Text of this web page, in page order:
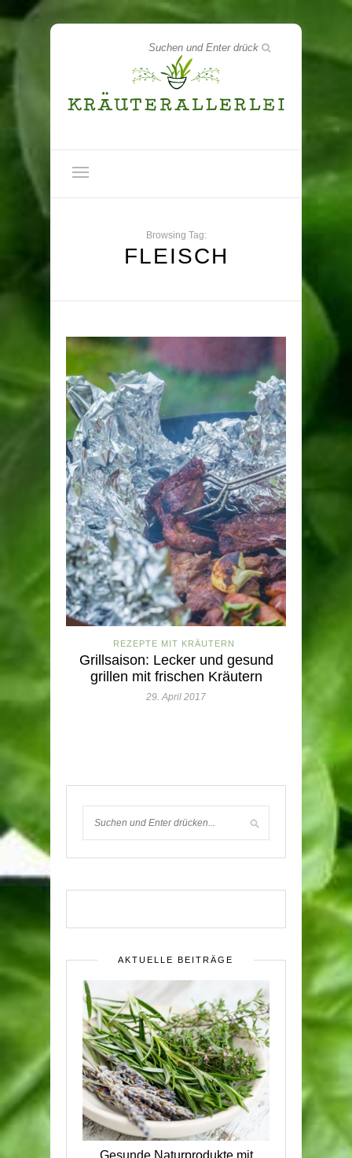
Browsing Tag:
FLEISCH
REZEPTE MIT KRÄUTERN
Grillsaison: Lecker und gesund
grillen mit frischen Kräutern
29. April 2017
AKTUELLE BEITRÄGE
Gesunde Naturprodukte mit